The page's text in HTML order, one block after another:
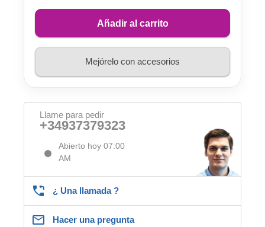
Añadir al carrito
Mejórelo con accesorios
Llame para pedir
+34937379323
Abierto hoy 07:00
AM
¿ Una llamada ?
Hacer una pregunta